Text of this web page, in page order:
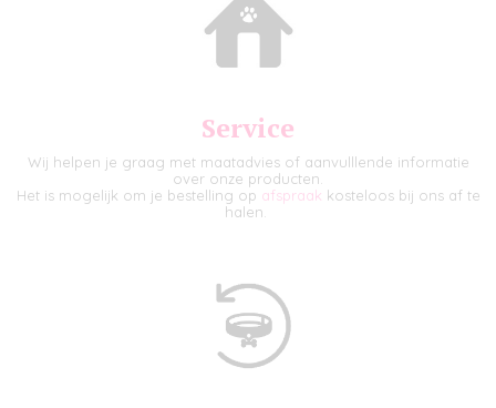
Service
Wij helpen je graag met maatadvies of aanvulllende informatie
over onze producten.
Het is mogelijk om je bestelling op afspraak kosteloos bij ons af te
halen.